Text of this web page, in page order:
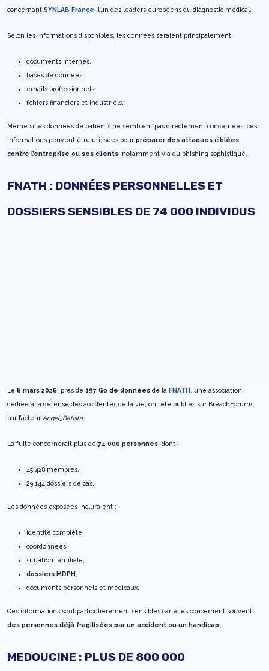
concernant SYNLAB France , l’un des leaders européens du diagnostic médical.
Selon les informations disponibles, les données seraient principalement :
documents internes,
bases de données,
emails professionnels,
fichiers financiers et industriels.
Même si les données de patients ne semblent pas directement concernées, ces
informations peuvent être utilisées pour préparer des attaques ciblées
contre l’entreprise ou ses clients , notamment via du phishing sophistiqué.
FNATH : DONNÉES PERSONNELLES ET
DOSSIERS SENSIBLES DE 74 000 INDIVIDUS
Le 8 mars 2026 , près de 197 Go de données de la FNATH , une association
dédiée à la défense des accidentés de la vie, ont été publiés sur BreachForums
par l’acteur Angel_Batista
La fuite concernerait plus de 74 000 personnes , dont :
45 428 membres,
29 144 dossiers de cas.
Les données exposées incluraient :
identité complète,
coordonnées,
situation familiale,
dossiers MDPH
documents personnels et médicaux.
Ces informations sont particulièrement sensibles car elles concernent souvent
des personnes déjà fragilisées par un accident ou un handicap
MEDOUCINE : PLUS DE 800 000